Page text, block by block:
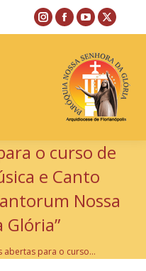
Instagram
page
new
window
Facebook
page
opens
in
new
window
YouTube
page
opens
in
new
window
X
page
in
new
o curso de
e Canto
Nossa
Glória”
abertas para o curso…